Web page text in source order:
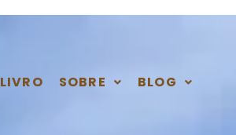
LIVRO SOBRE BLOG